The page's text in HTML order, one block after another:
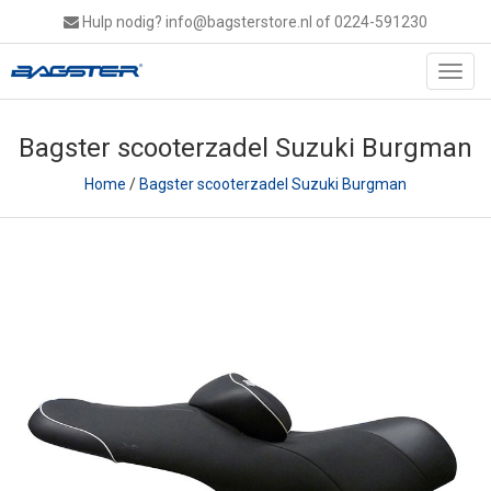
Hulp nodig? info@bagsterstore.nl of 0224-591230
Bagster scooterzadel Suzuki Burgman
Home /Bagster scooterzadel Suzuki Burgman